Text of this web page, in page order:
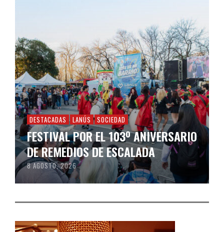
DESTACADAS LANÚS SOCIEDAD
FESTIVAL POR EL 103º ANIVERSARIO
DE REMEDIOS DE ESCALADA
8 AGOSTO, 2026